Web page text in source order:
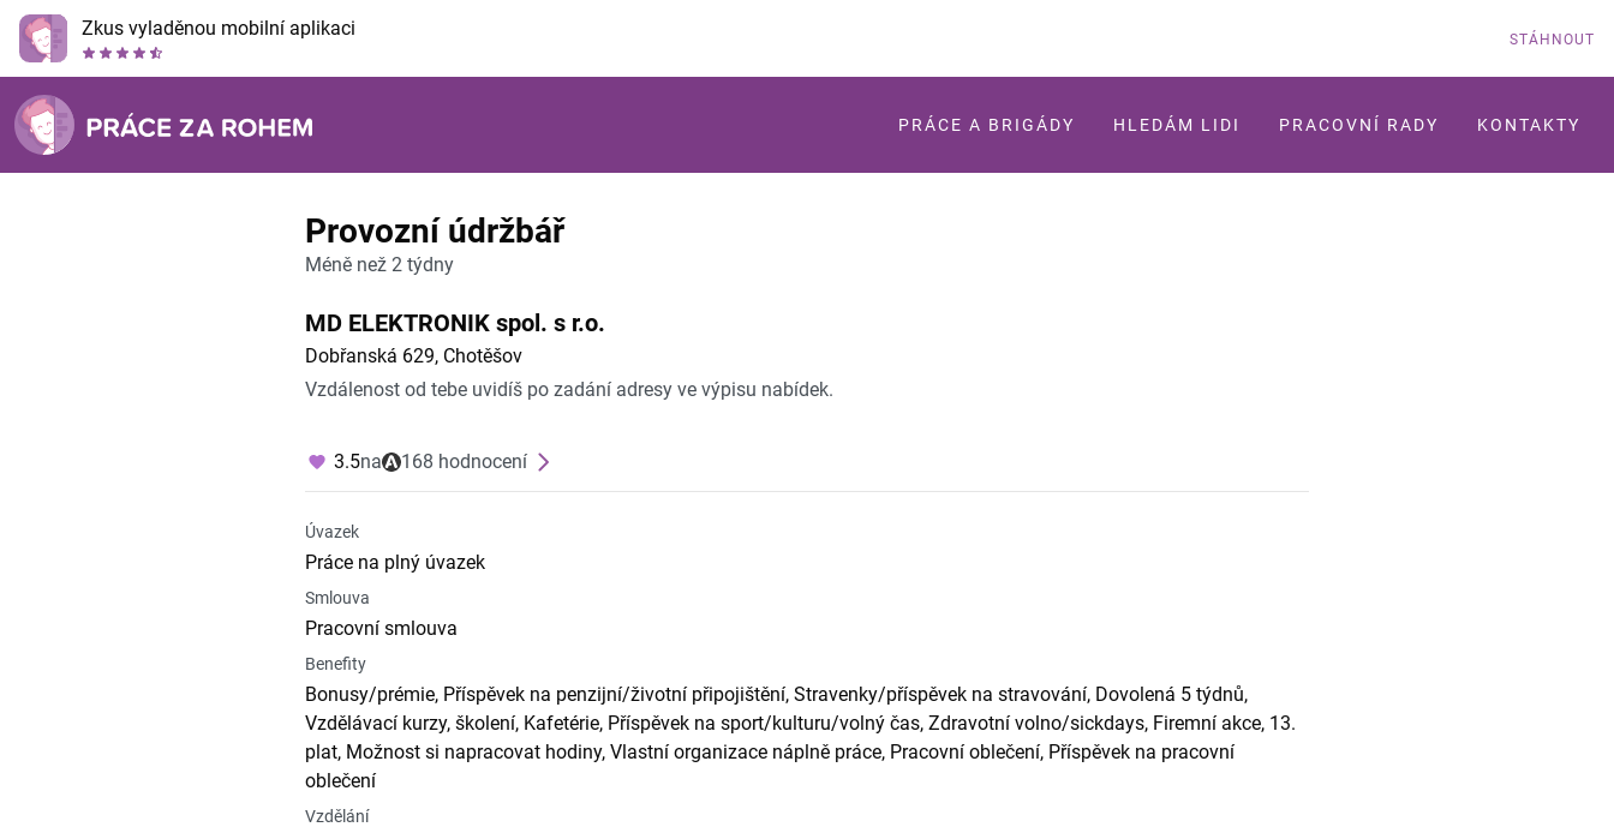
Zkus vyladěnou mobilní aplikaci STÁHNOUT
PRÁCE A BRIGÁDY HLEDÁM LIDI PRACOVNÍ RADY KONTAKTY
Provozní údržbář
Méně než 2 týdny
MD ELEKTRONIK spol. s r.o.
Dobřanská 629, Chotěšov
Vzdálenost od tebe uvidíš po zadání adresy ve výpisu nabídek.
3.5na 168 hodnocení
Úvazek
Práce na plný úvazek
Smlouva
Pracovní smlouva
Benefity
Bonusy/prémie, Příspěvek na penzijní/životní připojištění, Stravenky/příspěvek na stravování, Dovolená 5 týdnů,
Vzdělávací kurzy, školení, Kafetérie, Příspěvek na sport/kulturu/volný čas, Zdravotní volno/sickdays, Firemní akce, 13.
plat, Možnost si napracovat hodiny, Vlastní organizace náplně práce, Pracovní oblečení, Příspěvek na pracovní
oblečení
Vzdělání